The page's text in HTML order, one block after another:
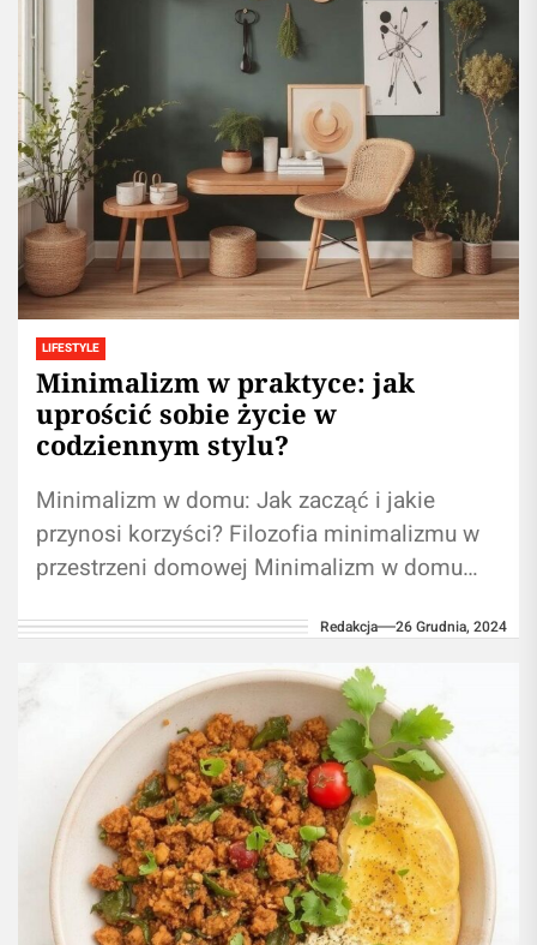
LIFESTYLE
Minimalizm w praktyce: jak
uprościć sobie życie w
codziennym stylu?
Minimalizm w domu: Jak zacząć i jakie
przynosi korzyści? Filozofia minimalizmu w
przestrzeni domowej Minimalizm w domu
również filozofią...
Redakcja 26 Grudnia, 2024